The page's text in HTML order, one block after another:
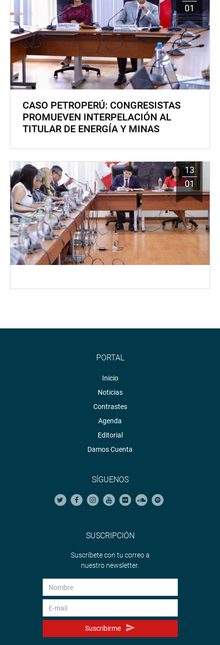
01
CASO PETROPERÚ: CONGRESISTAS
PROMUEVEN INTERPELACIÓN AL
TITULAR DE ENERGÍA Y MINAS
13
01
PORTAL
Inicio
Noticias
Contrastes
Agenda
Editorial
Damos Cuenta
SÍGUENOS
SUSCRIPCIÓN
Suscríbete con tu correo a
nuestro newsletter.
Suscribirme